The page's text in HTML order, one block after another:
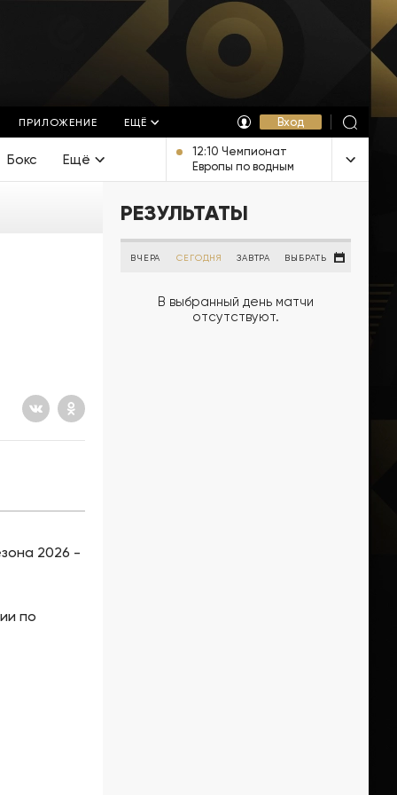
ПРИЛОЖЕНИЕ ЕЩЁ Вход
Бокс Ещё
12:10 Чемпионат
Европы по водным
видам спорта.
Мужчины 3 км. Прямая
Франции
2026 -
по
РЕЗУЛЬТАТЫ
ВЧЕРА СЕГОДНЯ ЗАВТРА ВЫБРАТЬ
В выбранный день матчи
отсутствуют.